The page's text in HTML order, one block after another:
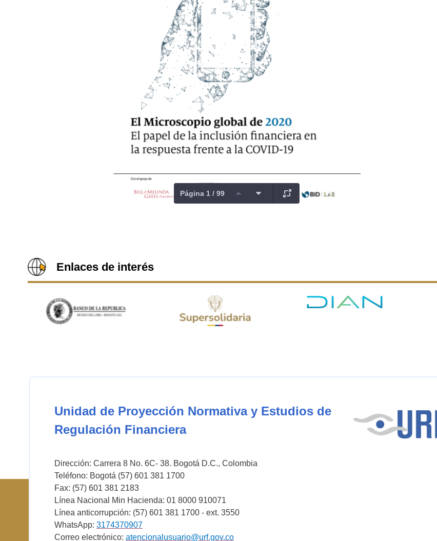
Página 1 / 99
Enlaces de interés
Unidad de Proyección Normativa y Estudios de
Regulación Financiera
Dirección: Carrera 8 No. 6C- 38. Bogotá D.C., Colombia
Teléfono: Bogotá (57) 601 381 1700
Fax: (57) 601 381 2183
Línea Nacional Min Hacienda: 01 8000 910071
Línea anticorrupción: (57) 601 381 1700 - ext. 3550
WhatsApp: 3174370907
Correo electrónico: atencionalusuario@urf.gov.co